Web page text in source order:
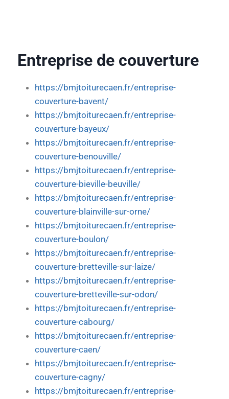
Entreprise de couverture
https://bmjtoiturecaen.fr/entreprise-
couverture-bavent/
https://bmjtoiturecaen.fr/entreprise-
couverture-bayeux/
https://bmjtoiturecaen.fr/entreprise-
couverture-benouville/
https://bmjtoiturecaen.fr/entreprise-
couverture-bieville-beuville/
https://bmjtoiturecaen.fr/entreprise-
couverture-blainville-sur-orne/
https://bmjtoiturecaen.fr/entreprise-
couverture-boulon/
https://bmjtoiturecaen.fr/entreprise-
couverture-bretteville-sur-laize/
https://bmjtoiturecaen.fr/entreprise-
couverture-bretteville-sur-odon/
https://bmjtoiturecaen.fr/entreprise-
couverture-cabourg/
https://bmjtoiturecaen.fr/entreprise-
couverture-caen/
https://bmjtoiturecaen.fr/entreprise-
couverture-cagny/
https://bmjtoiturecaen.fr/entreprise-